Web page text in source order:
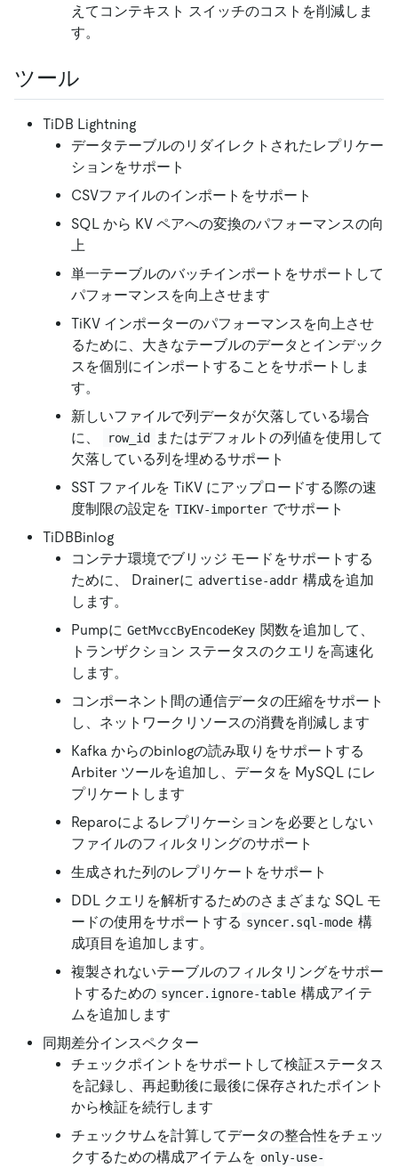
えてコンテキスト スイッチのコストを削減しま
す。
ツール
TiDB Lightning
データテーブルのリダイレクトされたレプリケー
ションをサポート
CSVファイルのインポートをサポート
SQL から KV ペアへの変換のパフォーマンスの向
上
単一テーブルのバッチインポートをサポートして
パフォーマンスを向上させます
TiKV インポーターのパフォーマンスを向上させ
るために、大きなテーブルのデータとインデック
スを個別にインポートすることをサポートしま
す。
新しいファイルで列データが欠落している場合
に、
row_id またはデフォルトの列値を使用して
欠落している列を埋めるサポート
SST ファイルを TiKV にアップロードする際の速
度制限の設定を TIKV-importer でサポート
TiDBBinlog
コンテナ環境でブリッジ モードをサポートする
ために、 Drainerに advertise-addr 構成を追加
します。
Pumpに GetMvccByEncodeKey 関数を追加して、
トランザクション ステータスのクエリを高速化
します。
コンポーネント間の通信データの圧縮をサポート
し、ネットワークリソースの消費を削減します
Kafka からのbinlogの読み取りをサポートする
Arbiter ツールを追加し、データを MySQL にレ
プリケートします
Reparoによるレプリケーションを必要としない
ファイルのフィルタリングのサポート
生成された列のレプリケートをサポート
DDL クエリを解析するためのさまざまな SQL モ
ードの使用をサポートする syncer.sql-mode 構
成項目を追加します。
複製されないテーブルのフィルタリングをサポー
トするための syncer.ignore-table 構成アイテ
ムを追加します
同期差分インスペクター
チェックポイントをサポートして検証ステータス
を記録し、再起動後に最後に保存されたポイント
から検証を続行します
チェックサムを計算してデータの整合性をチェッ
クするための構成アイテムを only-use-